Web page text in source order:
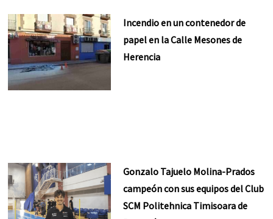
Incendio en un contenedor de
papel en la Calle Mesones de
Herencia
Gonzalo Tajuelo Molina-Prados
campeón con sus equipos del Club
SCM Politehnica Timisoara de